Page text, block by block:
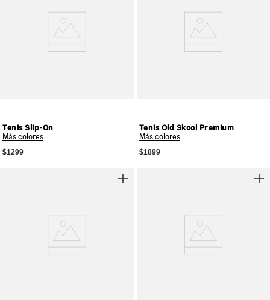
Tenis Slip-On
Más colores
$1299
Tenis Old Skool Premium
Más colores
$1899